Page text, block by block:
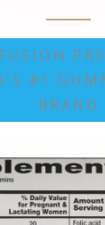
#1
BRAND